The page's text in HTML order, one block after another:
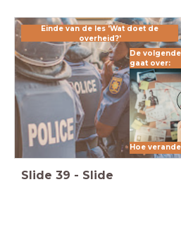
De
gaat over:
Einde van de les 'Wat doet de
overheid?'
Hoe
Slide 39 - Slide